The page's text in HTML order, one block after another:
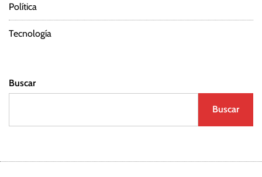
Política
Tecnología
Buscar
Buscar